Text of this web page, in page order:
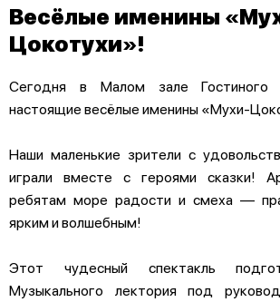
Весёлые именины
Цокотухи»!
Сегодня в Малом зале Гостиного
настоящие весёлые именины «Мухи-
Наши маленькие зрители с
играли вместе с героями сказки!
ребятам море радости и смеха —
ярким и волшебным!
Этот чудесный спектакль
Музыкального лектория под